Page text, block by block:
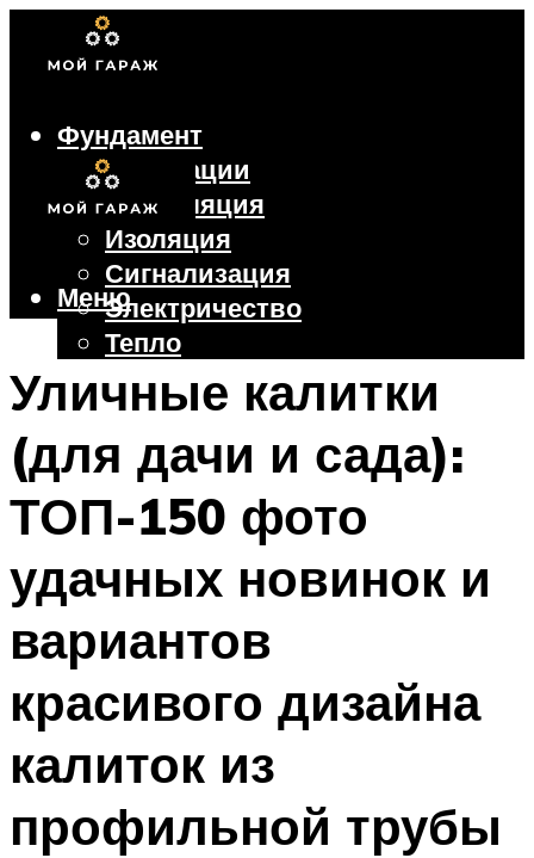
Фундамент
Коммуникации
Вентиляция
Изоляция
Сигнализация
Электричество
Тепло
Крыша
Ворота
Меню
Меню
Уличные калитки
(для дачи и сада):
ТОП-150 фото
удачных новинок и
вариантов
красивого дизайна
калиток из
профильной трубы